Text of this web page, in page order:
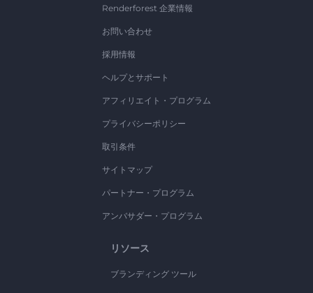
Renderforest 企業情報
お問い合わせ
採用情報
ヘルプとサポート
アフィリエイト・プログラム
プライバシーポリシー
取引条件
サイトマップ
パートナー・プログラム
アンバサダー・プログラム
リソース
ブランディング ツール